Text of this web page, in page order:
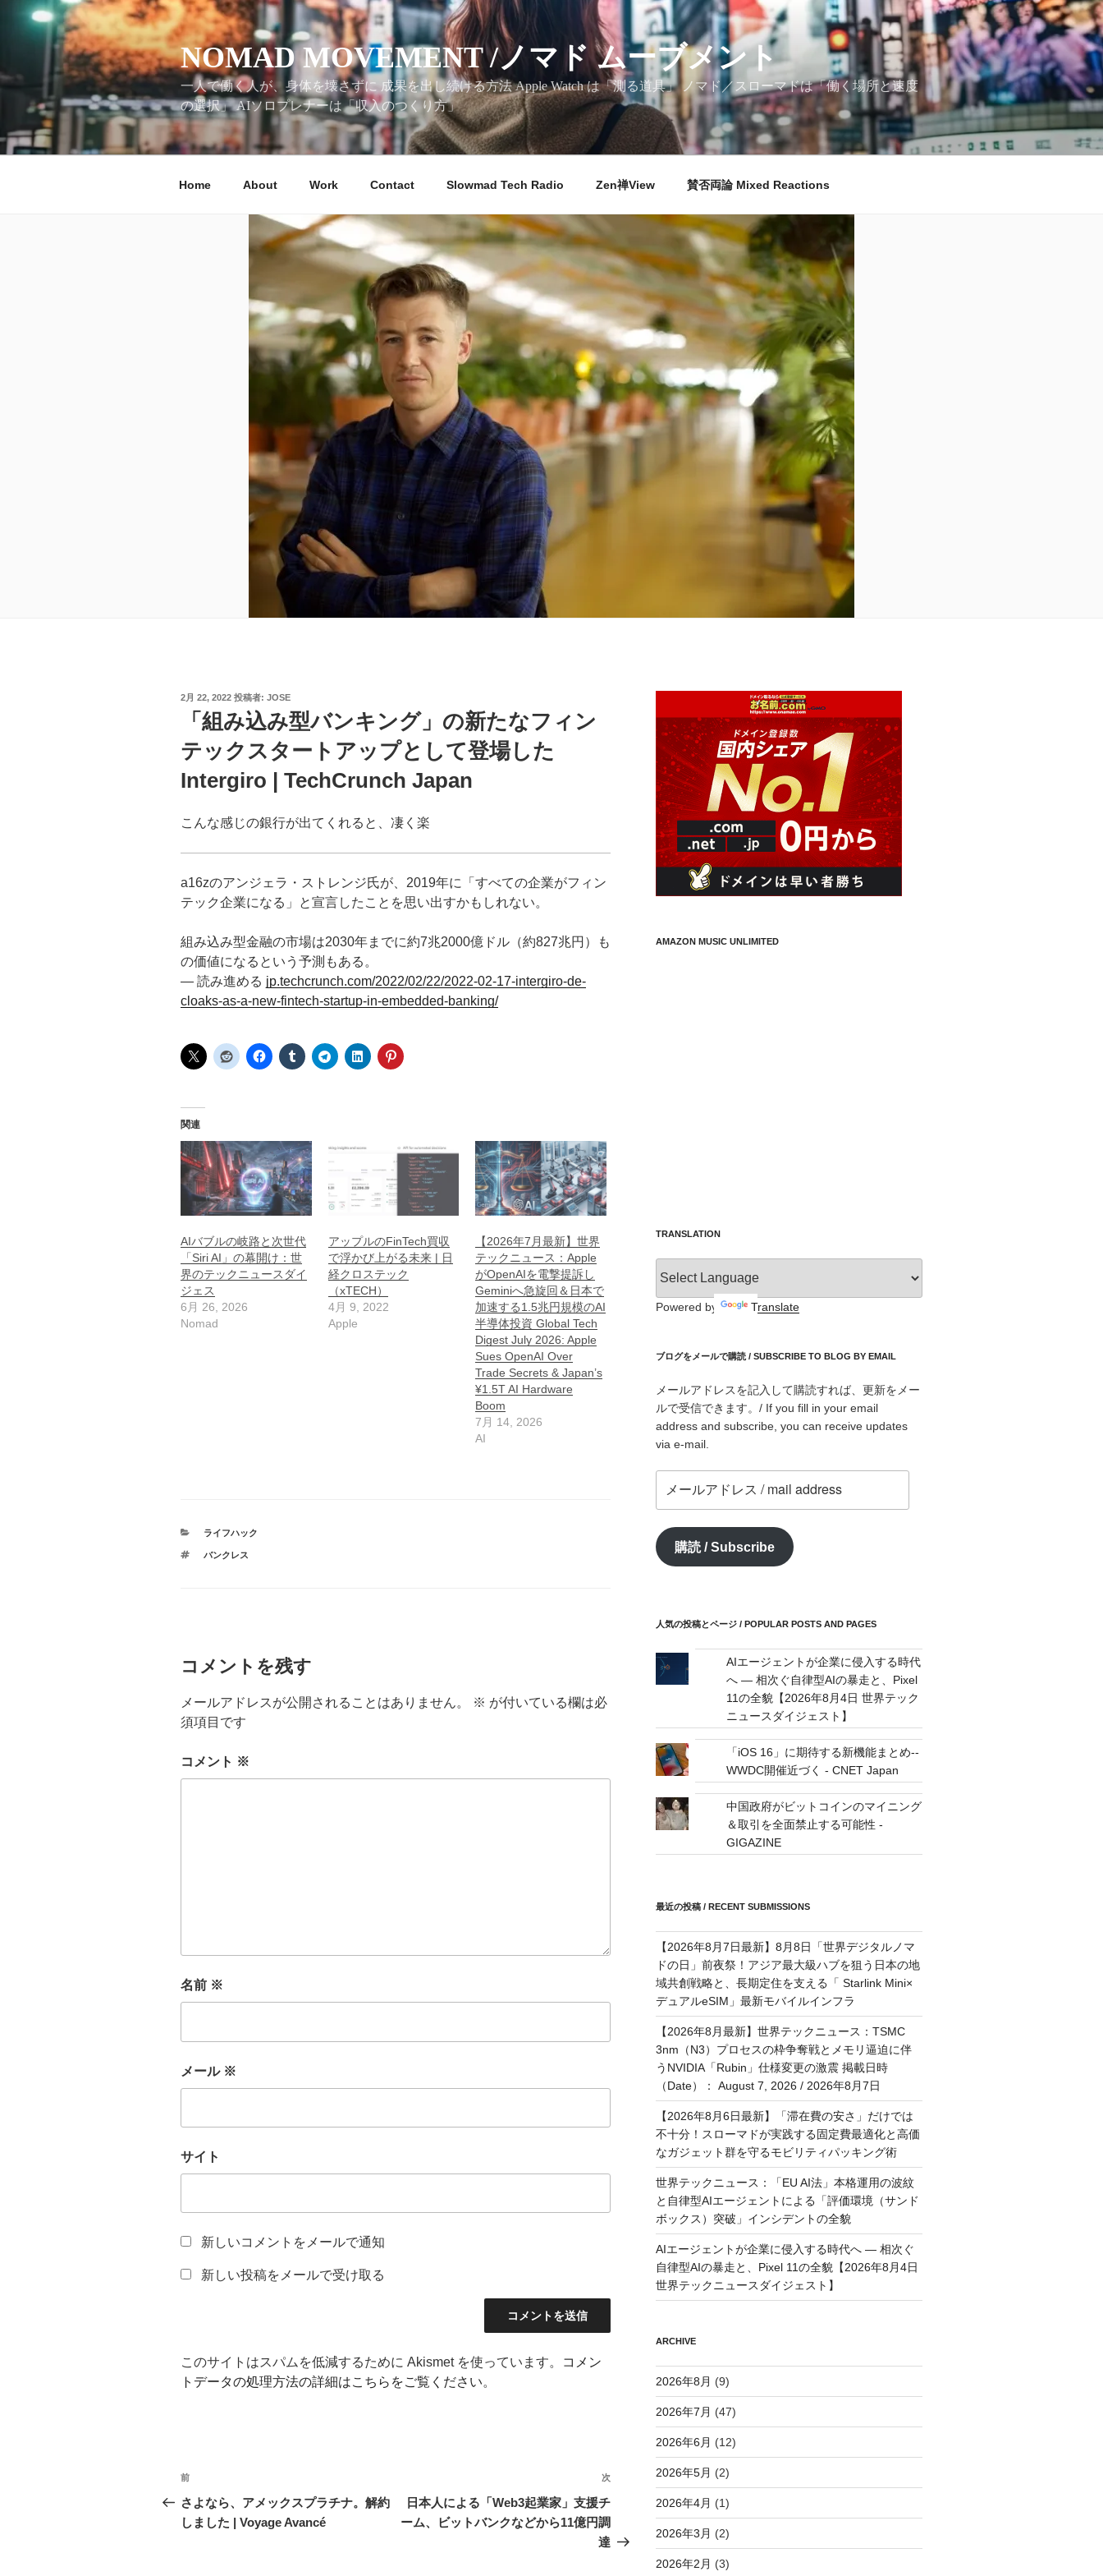
キ
NOMAD MOVEMENT /ノマド ムーブメント
一人で働く人が、身体を壊さずに 成果を出し続ける方法 Apple Watch は「測る道具」 ノマド／スローマドは「働く場所と速度
の選択」 AIソロプレナーは「収入のつくり方」
Home About Work Contact Slowmad Tech Radio Zen禅View 賛否両論 Mixed Reactions
投
2月 22, 2022 投稿者: JOSE
「組み込み型バンキング」の新たなフィン
テックスタートアップとして登場した
Intergiro | TechCrunch Japan
こんな感じの銀行が出てくれると、凄く楽
a16zのアンジェラ・ストレンジ氏が、2019年に「すべての企業がフィン
テック企業になる」と宣言したことを思い出すかもしれない。
組み込み型金融の市場は2030年までに約7兆2000億ドル（約827兆円）も
の価値になるという予測もある。
— 読み進める jp.techcrunch.com/2022/02/22/2022-02-17-intergiro-de-
cloaks-as-a-new-fintech-startup-in-embedded-banking/
関連
AIバブルの岐路と次世代
「Siri AI」の幕開け：世
界のテックニュースダイ
ジェス
6月 26, 2026
Nomad
アップルのFinTech買収
で浮かび上がる未来 | 日
経クロステック
（xTECH）
4月 9, 2022
Apple
【2026年7月最新】世界
テックニュース：Apple
がOpenAIを電撃提訴し
Geminiへ急旋回＆日本で
加速する1.5兆円規模のAI
半導体投資 Global Tech
Digest July 2026: Apple
Sues OpenAI Over
Trade Secrets & Japan’s
¥1.5T AI Hardware
Boom
7月 14, 2026
AI
カ
ゴ
ライフハック
タ
バンクレス
コメントを残す
メールアドレスが公開されることはありません。 ※ が付いている欄は必
須項目です
コメント ※
名前 ※
メール ※
サイト
新しいコメントをメールで通知
新しい投稿をメールで受け取る
このサイトはスパムを低減するために Akismet を使っています。
コメン
トデータの処理方法の詳細はこちらをご覧ください。
投
稿
ナ
前
の
投
前
さよなら、アメックスプラチナ。解約
しました | Voyage Avancé
次
の
投
稿
次
日本人による「Web3起業家」支援チ
ーム、ビットバンクなどから11億円調
達
AMAZON MUSIC UNLIMITED
TRANSLATION
Powered by Translate
ブログをメールで購読 / SUBSCRIBE TO BLOG BY EMAIL
メールアドレスを記入して購読すれば、更新をメー
ルで受信できます。/ If you fill in your email
address and subscribe, you can receive updates
via e-mail.
ア
ド
mail
購読 / Subscribe
人気の投稿とページ / POPULAR POSTS AND PAGES
AIエージェントが企業に侵入する時代
へ — 相次ぐ自律型AIの暴走と、Pixel
11の全貌【2026年8月4日 世界テック
ニュースダイジェスト】
「iOS 16」に期待する新機能まとめ--
WWDC開催近づく - CNET Japan
中国政府がビットコインのマイニング
＆取引を全面禁止する可能性 -
GIGAZINE
最近の投稿 / RECENT SUBMISSIONS
【2026年8月7日最新】8月8日「世界デジタルノマ
ドの日」前夜祭！アジア最大級ハブを狙う日本の地
域共創戦略と、長期定住を支える「 Starlink Mini×
デュアルeSIM」最新モバイルインフラ
【2026年8月最新】世界テックニュース：TSMC
3nm（N3）プロセスの枠争奪戦とメモリ逼迫に伴
うNVIDIA「Rubin」仕様変更の激震 掲載日時
（Date）： August 7, 2026 / 2026年8月7日
【2026年8月6日最新】「滞在費の安さ」だけでは
不十分！スローマドが実践する固定費最適化と高価
なガジェット群を守るモビリティパッキング術
世界テックニュース：「EU AI法」本格運用の波紋
と自律型AIエージェントによる「評価環境（サンド
ボックス）突破」インシデントの全貌
AIエージェントが企業に侵入する時代へ — 相次ぐ
自律型AIの暴走と、Pixel 11の全貌【2026年8月4日
世界テックニュースダイジェスト】
ARCHIVE
2026年8月 (9)
2026年7月 (47)
2026年6月 (12)
2026年5月 (2)
2026年4月 (1)
2026年3月 (2)
2026年2月 (3)